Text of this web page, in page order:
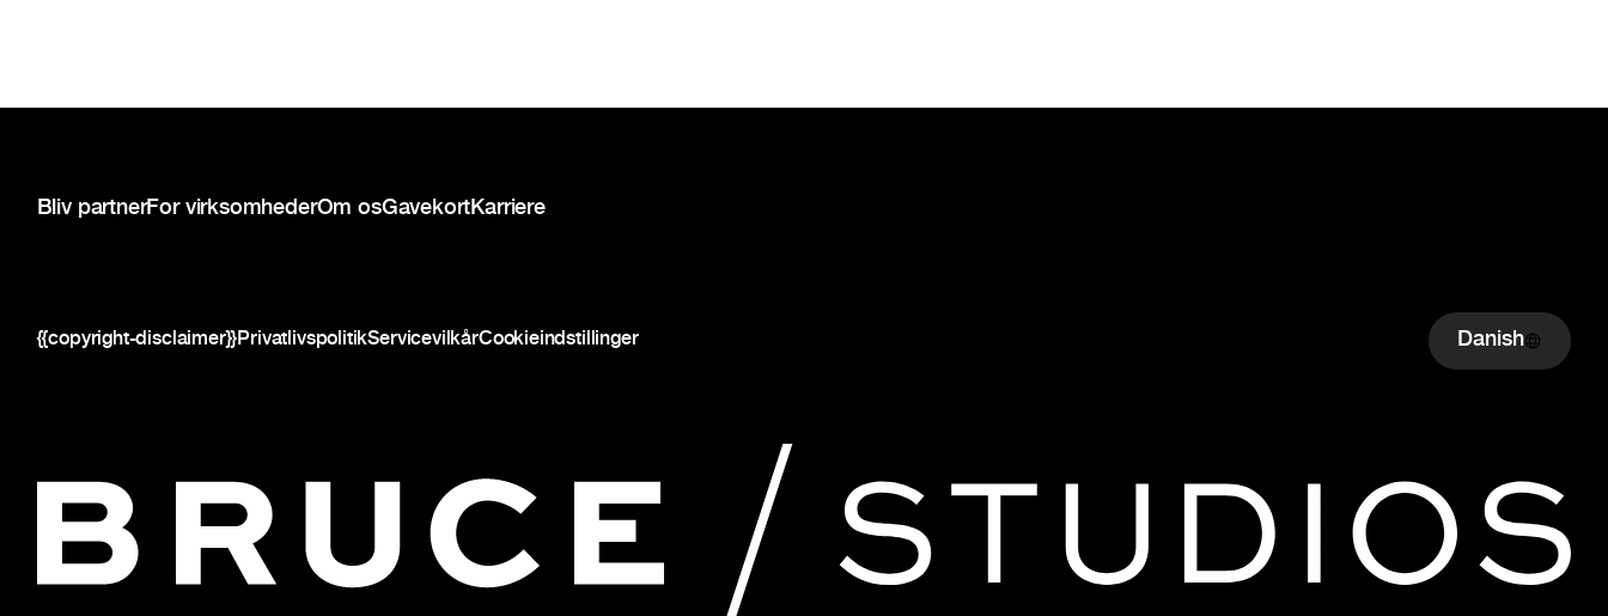
Bliv partnerFor virksomhederOm osGavekortKarriere
{{copyright-disclaimer}}PrivatlivspolitikServicevilkårCookieindstillinger Danish